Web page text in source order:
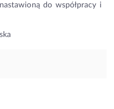
do współpracy i